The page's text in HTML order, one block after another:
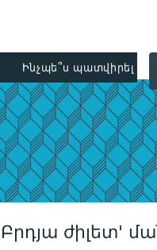
Բրդյա ժիլետ'
Ինչպե՞ս պատվիրել